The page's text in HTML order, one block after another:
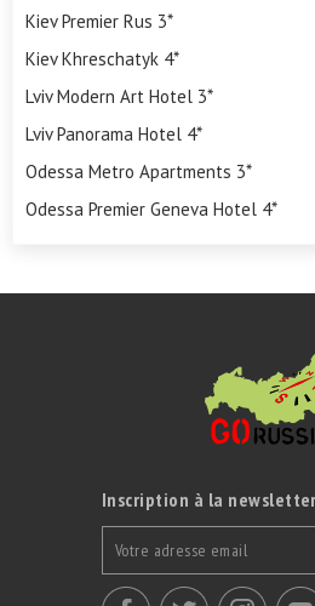
Kiev Premier Rus 3*
Kiev Khreschatyk 4*
Lviv Modern Art Hotel 3*
Lviv Panorama Hotel 4*
Odessa Metro Apartments 3*
Odessa Premier Geneva Hotel 4*
Inscription à la newsletter